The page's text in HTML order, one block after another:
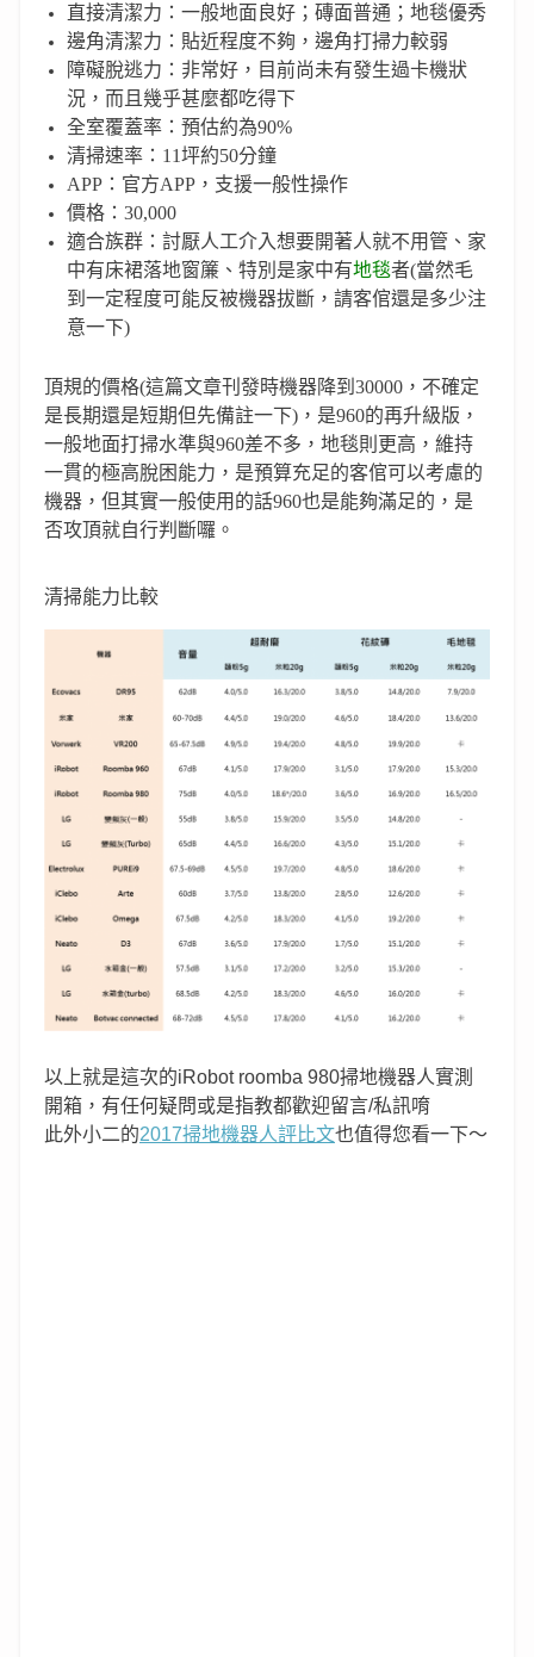
直接清潔力：一般地面良好；磚面普通；地毯優秀
邊角清潔力：貼近程度不夠，邊角打掃力較弱
障礙脫逃力：非常好，目前尚未有發生過卡機狀
況，而且幾乎甚麼都吃得下
全室覆蓋率：預估約為90%
清掃速率：11坪約50分鐘
APP：官方APP，支援一般性操作
價格：30,000
適合族群：討厭人工介入想要開著人就不用管、家
中有床裙落地窗簾、特別是家中有地毯者(當然毛
到一定程度可能反被機器拔斷，請客倌還是多少注
意一下)
頂規的價格(這篇文章刊發時機器降到30000，不確定
是長期還是短期但先備註一下)，是960的再升級版，
一般地面打掃水準與960差不多，地毯則更高，維持
一貫的極高脫困能力，是預算充足的客倌可以考慮的
機器，但其實一般使用的話960也是能夠滿足的，是
否攻頂就自行判斷囉。
清掃能力比較
以上就是這次的iRobot roomba 980掃地機器人實測
開箱，有任何疑問或是指教都歡迎留言/私訊唷
此外小二的2017掃地機器人評比文也值得您看一下～